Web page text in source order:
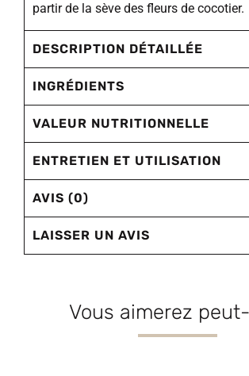
partir de la sève des fleurs de cocotier.
DESCRIPTION DÉTAILLÉE
INGRÉDIENTS
VALEUR NUTRITIONNELLE
ENTRETIEN ET UTILISATION
AVIS (0)
LAISSER UN AVIS
Vous aimerez